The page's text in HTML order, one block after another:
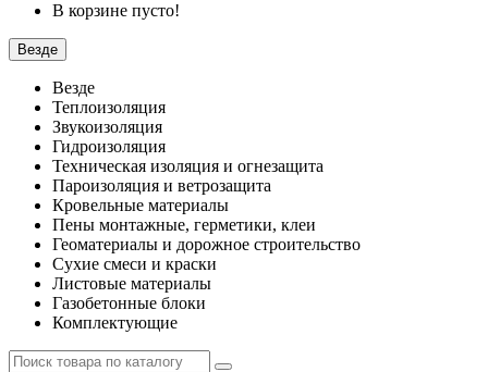
В корзине пусто!
Везде
Везде
Теплоизоляция
Звукоизоляция
Гидроизоляция
Техническая изоляция и огнезащита
Пароизоляция и ветрозащита
Кровельные материалы
Пены монтажные, герметики, клеи
Геоматериалы и дорожное строительство
Сухие смеси и краски
Листовые материалы
Газобетонные блоки
Комплектующие